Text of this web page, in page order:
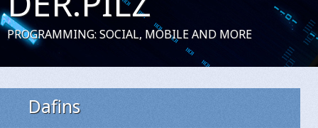
PROGRAMMING: SOCIAL, MOBILE AND MORE
Dafins